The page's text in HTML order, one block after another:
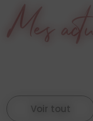
Mes
Voir tout